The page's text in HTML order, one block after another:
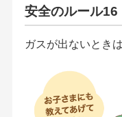
安全のルール16
ガスが出ないとき